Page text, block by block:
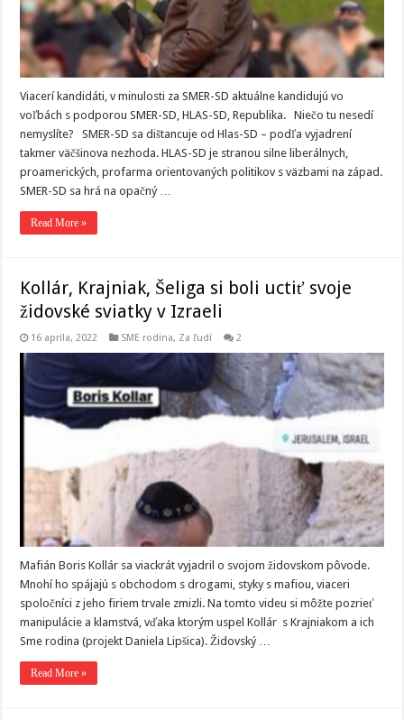
Viacerí kandidáti, v minulosti za SMER-SD aktuálne kandidujú vo
voľbách s podporou SMER-SD, HLAS-SD, Republika. Niečo tu nesedí
nemyslíte? SMER-SD sa dištancuje od Hlas-SD – podľa vyjadrení
takmer väčšinova nezhoda. HLAS-SD je stranou silne liberálnych,
proamerických, profarma orientovaných politikov s väzbami na západ.
SMER-SD sa hrá na opačný …
Read More »
Kollár, Krajniak, Šeliga si boli uctiť svoje
židovské sviatky v Izraeli
16 apríla, 2022 SME rodina, Za ľudí 2
Mafián Boris Kollár sa viackrát vyjadril o svojom židovskom pôvode.
Mnohí ho spájajú s obchodom s drogami, styky s mafiou, viaceri
spoločníci z jeho firiem trvale zmizli. Na tomto videu si môžte pozrieť
manipulácie a klamstvá, vďaka ktorým uspel Kollár s Krajniakom a ich
Sme rodina (projekt Daniela Lipšica). Židovský …
Read More »